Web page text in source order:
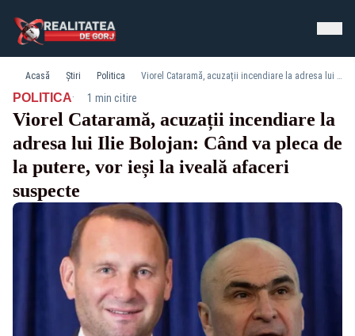
Acasă Știri Politica Viorel Cataramă, acuzații incendiare la adresa lui Ilie Bolojan: Când va pleca de la putere, vor ieși la iveală afaceri suspecte
POLITICA· 1 min citire
Viorel Cataramă, acuzații incendiare la
adresa lui Ilie Bolojan: Când va pleca de
la putere, vor ieși la iveală afaceri
suspecte